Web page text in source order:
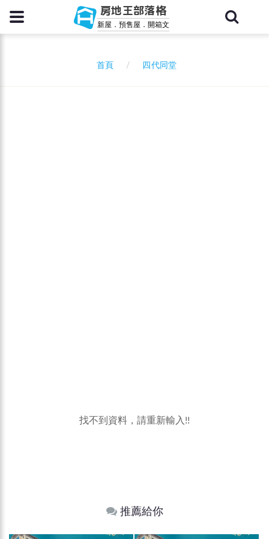
房地王部落格
新屋．預售屋．開箱文
首頁 四代同堂
找不到資料，請重新輸入!!
推薦給你